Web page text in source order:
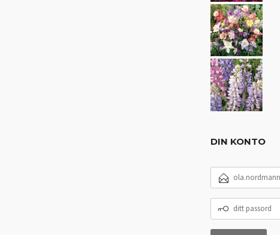
DIN KONTO
E-
POSTADRESSE
DITT
PASSORD